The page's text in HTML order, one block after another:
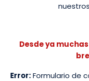
Desde ya
Error:Formulario de